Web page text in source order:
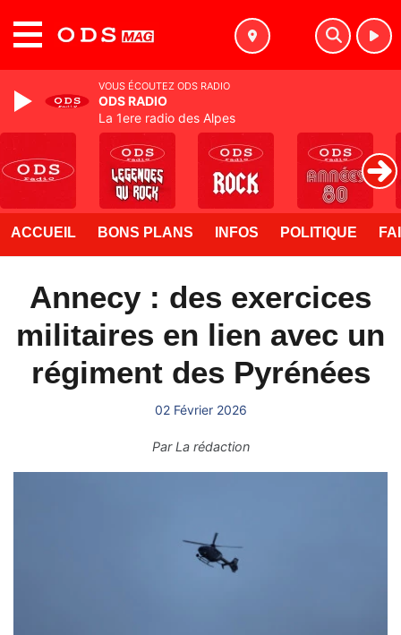
ACCUEIL BONS PLANS INFOS POLITIQUE
Annecy : des exercices
militaires en lien avec un
régiment des Pyrénées
02 Février 2026
ParLa rédaction
VOUS ÉCOUTEZ ODS RADIO
ODS RADIO
La 1ere radio des Alpes